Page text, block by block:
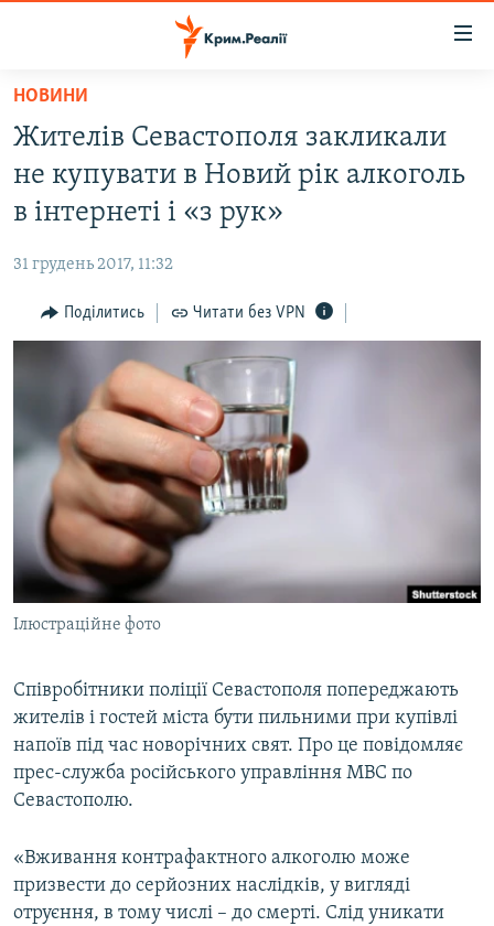
Перейти
основного
матеріалу
Перейти
до
основної
навігації
Перейти
до
ВІДЕО ТА ФОТО
БЛОГИ
ПОГЛЯД
ВСЕ ЗА ДЕНЬ
СПЕЦПРОЕКТИ
ДЕПОРТАЦІЯ
ВІДЕОУРОКИ «ELIFBE»
СВІДЧЕННЯ ОКУПАЦІЇ
УКРАЇНСЬКА ПРОБЛЕМА КРИМУ
ІНФОГРАФІКА
ЯК ОБІЙТИ БЛОКУВАННЯ
Русский
Qırımtatar
ДОЛУЧАЙСЯ!
Усі сайти RFE/RL
НОВИНИ
Жителів Севастополя закликали
не купувати в Новий рік алкоголь
в інтернеті і «з рук»
31 грудень 2017, 11:32
Поділитись Читати без VPN
Ілюстраційне фото
Співробітники поліції Севастополя попереджають
жителів і гостей міста бути пильними при купівлі
напоїв під час новорічних свят. Про це повідомляє
прес-служба російського управління МВС по
Севастополю.
«Вживання контрафактного алкоголю може
призвести до серйозних наслідків, у вигляді
отруєння, в тому числі – до смерті. Слід уникати